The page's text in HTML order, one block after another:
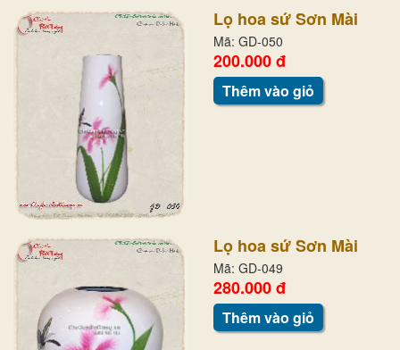
Lọ hoa sứ Sơn Mài
Mã: GD-050
200.000 đ
Thêm vào giỏ
Lọ hoa sứ Sơn Mài
Mã: GD-049
280.000 đ
Thêm vào giỏ